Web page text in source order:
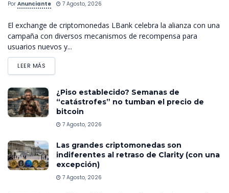
Por Anunciante 7 Agosto, 2026
El exchange de criptomonedas LBank celebra la alianza con una
campaña con diversos mecanismos de recompensa para
usuarios nuevos y...
LEER MÁS
¿Piso establecido? Semanas de
“catástrofes” no tumban el precio de
bitcoin
7 Agosto, 2026
Las grandes criptomonedas son
indiferentes al retraso de Clarity (con una
excepción)
7 Agosto, 2026